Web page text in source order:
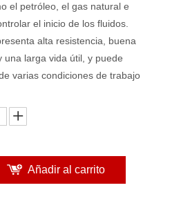
el petróleo, el gas natural e
el inicio de los fluidos.
alta resistencia, buena
una larga vida útil, y puede
varias condiciones de trabajo
Añadir al carrito